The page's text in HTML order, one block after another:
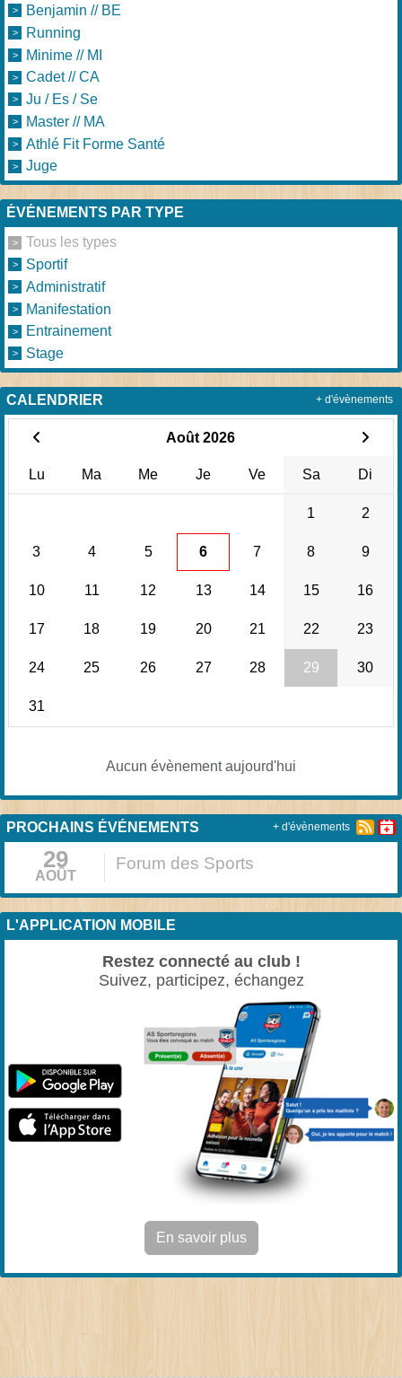
Benjamin // BE
Running
Minime // MI
Cadet // CA
Ju / Es / Se
Master // MA
Athlé Fit Forme Santé
Juge
ÉVÉNEMENTS PAR TYPE
Tous les types
Sportif
Administratif
Manifestation
Entrainement
Stage
CALENDRIER
Août 2026
Lu Ma Me Je Ve Sa Di
1 2
3 4 5 6 7 8 9
10 11 12 13 14 15 16
17 18 19 20 21 22 23
24 25 26 27 28 29 30
31
Aucun évènement aujourd'hui
+ d'évènements
PROCHAINS ÉVÉNEMENTS
29
AOÛT
Forum des Sports
+ d'évènements
L'APPLICATION MOBILE
Restez connecté au club !
Suivez, participez, échangez
En savoir plus